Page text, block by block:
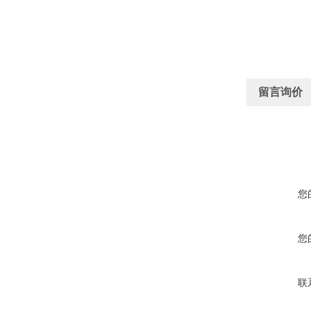
留言询价
您
您
联